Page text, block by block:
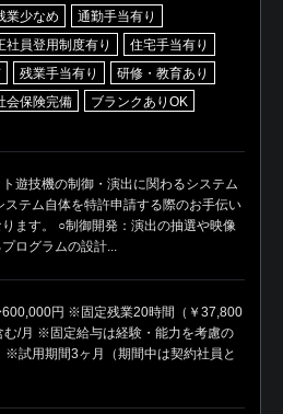
業少なめ
通勤手当有り
社員登用制度有り
住宅手当有り
残業手当有り
研修・教育あり
会保険完備
ブランクありOK
遊技機の制御・演出に関わるシステム
ステム自体を特許申請する際のお手伝い
ます。 ○制御開発：演出の抽選や映像
ログラムの設計...
600,000円 ※固定残業20時間（￥37,800
む/月 ※固定給与は経験・能力を考慮の
※試用期間3ヶ月（期間中は契約社員と